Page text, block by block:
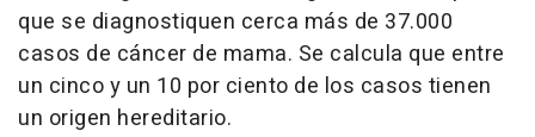
que se diagnostiquen cerca más de 37.000
casos de cáncer de mama. Se calcula que entre
un cinco y un 10 por ciento de los casos tienen
un origen hereditario.